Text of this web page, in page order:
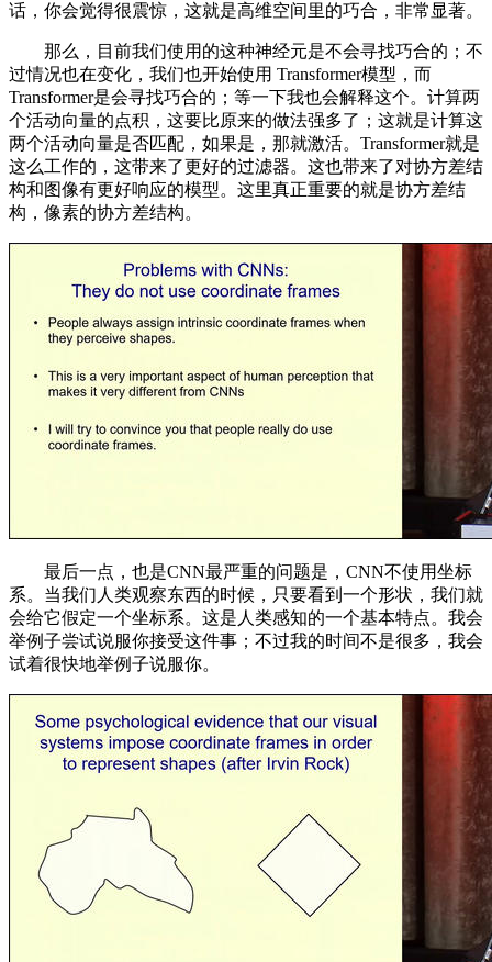
话，你会觉得很震惊，这就是高维空间里的巧合，非常显著。
那么，目前我们使用的这种神经元是不会寻找巧合的；不
过情况也在变化，我们也开始使用 Transformer模型，而
Transformer是会寻找巧合的；等一下我也会解释这个。计算两
个活动向量的点积，这要比原来的做法强多了；这就是计算这
两个活动向量是否匹配，如果是，那就激活。Transformer就是
这么工作的，这带来了更好的过滤器。这也带来了对协方差结
构和图像有更好响应的模型。这里真正重要的就是协方差结
构，像素的协方差结构。
最后一点，也是CNN最严重的问题是，CNN不使用坐标
系。当我们人类观察东西的时候，只要看到一个形状，我们就
会给它假定一个坐标系。这是人类感知的一个基本特点。我会
举例子尝试说服你接受这件事；不过我的时间不是很多，我会
试着很快地举例子说服你。